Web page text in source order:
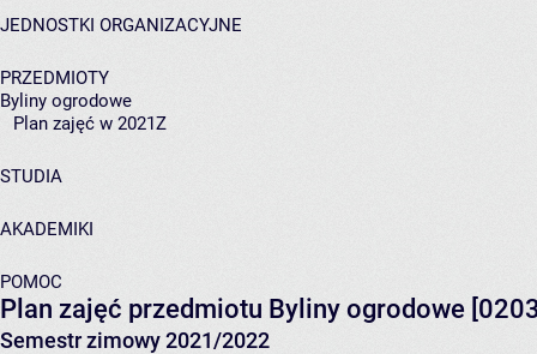
JEDNOSTKI ORGANIZACYJNE
PRZEDMIOTY
Byliny ogrodowe
Plan zajęć w 2021Z
STUDIA
AKADEMIKI
POMOC
Plan zajęć przedmiotu Byliny ogrodowe
Semestr zimowy 2021/2022